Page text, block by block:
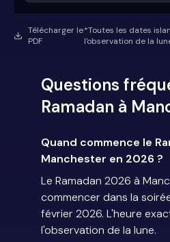
Télécharger le
PDF
*Toutes les dates
l'observation de la
Questions
Ramadan à
Quand commence le
Manchester en 2026 ?
Le Ramadan 2026 à
commencer dans la
février 2026. L'heure
l'observation de la lune.